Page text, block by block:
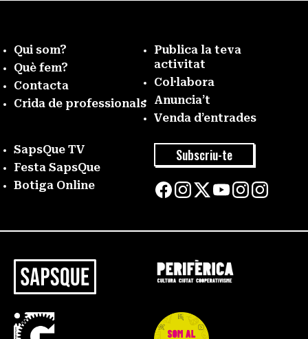
Qui som?
Què fem?
Contacta
Crida de professionals
Publica la teva
activitat
Col·labora
Anuncia’t
Venda d’entrades
SapsQue TV
Festa SapsQue
Botiga Online
Subscriu-te